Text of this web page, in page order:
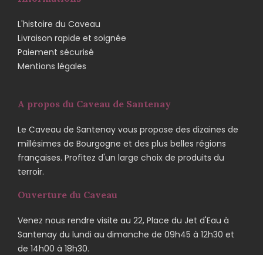
L'histoire du Caveau
Livraison rapide et soignée
Paiement sécurisé
Mentions légales
A propos du Caveau de Santenay
Le Caveau de Santenay vous propose des dizaines de
millésimes de Bourgogne et des plus belles régions
françaises. Profitez d'un large choix de produits du
terroir.
Ouverture du Caveau
Venez nous rendre visite au 22, Place du Jet d'Eau à
Santenay du lundi au dimanche de 09h45 à 12h30 et
de 14h00 à 18h30.